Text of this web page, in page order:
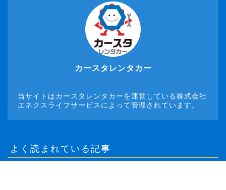
カースタレンタカー
当サイトはカースタレンタカーを運営している株式会社
エネクスライフサービスによって管理されています。
よく読まれている記事